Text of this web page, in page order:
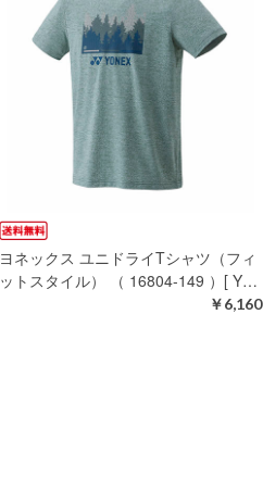
ヨネックス ユニドライTシャツ（フィ
ットスタイル） （ 16804-149 ）[ Y…
￥6,160